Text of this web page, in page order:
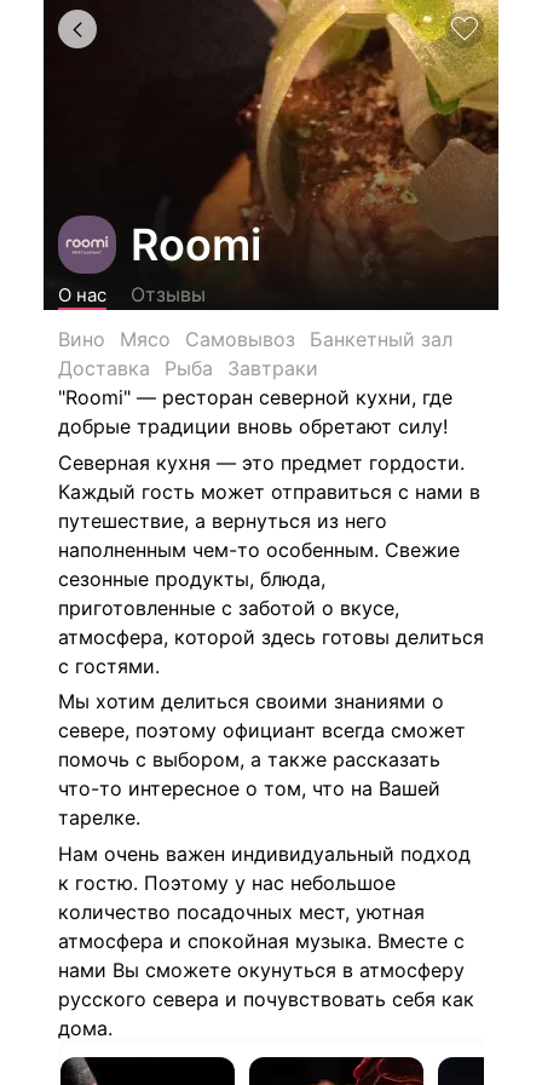
Roomi
О нас
Отзывы
Вино
Мясо Самовывоз
Банкетный зал
Доставка
Рыба
Завтраки
"Roomi" — ресторан северной кухни, где
добрые традиции вновь обретают силу!
Северная кухня — это предмет гордости.
Каждый гость может отправиться с нами в
путешествие, а вернуться из него
наполненным чем-то особенным. Свежие
сезонные продукты, блюда,
приготовленные с заботой о вкусе,
атмосфера, которой здесь готовы делиться
с гостями.
Мы хотим делиться своими знаниями о
севере, поэтому официант всегда сможет
помочь с выбором, а также рассказать
что-то интересное о том, что на Вашей
тарелке.
Нам очень важен индивидуальный подход
к гостю. Поэтому у нас небольшое
количество посадочных мест, уютная
атмосфера и спокойная музыка. Вместе с
нами Вы сможете окунуться в атмосферу
русского севера и почувствовать себя как
дома.